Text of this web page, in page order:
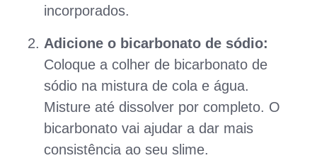
incorporados.
Adicione o bicarbonato de sódio:
Coloque a colher de bicarbonato de
sódio na mistura de cola e água.
Misture até dissolver por completo. O
bicarbonato vai ajudar a dar mais
consistência ao seu slime.